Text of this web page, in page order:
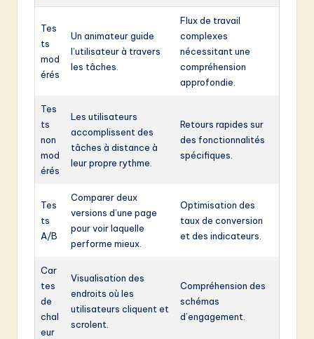
Tes
ts
mod
érés
Un animateur guide
l’utilisateur à travers
les tâches.
Flux de travail
complexes
nécessitant une
compréhension
approfondie.
Tes
ts
non
mod
érés
Les utilisateurs
accomplissent des
tâches à distance à
leur propre rythme.
Retours rapides sur
des fonctionnalités
spécifiques.
Tes
ts
A/B
Comparer deux
versions d’une page
pour voir laquelle
performe mieux.
Optimisation des
taux de conversion
et des indicateurs.
Car
tes
de
chal
eur
Visualisation des
endroits où les
utilisateurs cliquent et
scrolent.
Compréhension des
schémas
d’engagement.